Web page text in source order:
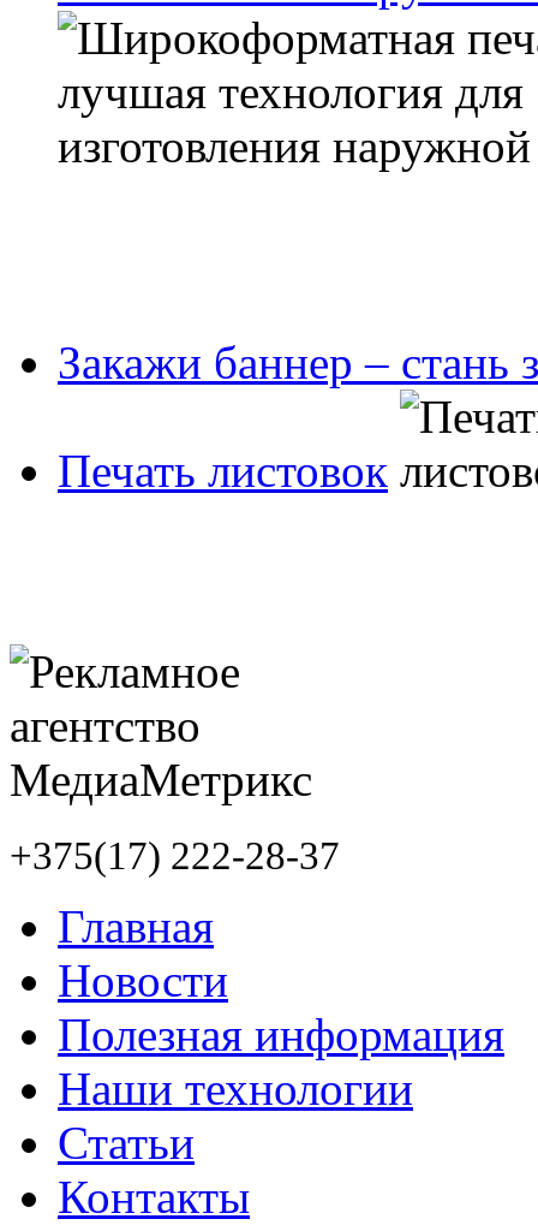
Закажи баннер – стань
Печать листовок
+375(17) 222-28-37
Главная
Новости
Полезная информация
Наши технологии
Статьи
Контакты